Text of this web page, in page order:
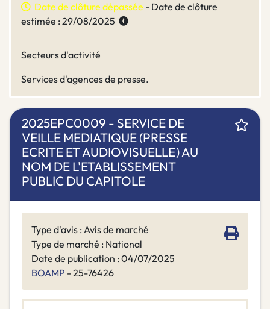
Date de clôture dépassée - Date de clôture
estimée : 29/08/2025
Secteurs d'activité
Services d'agences de presse.
2025EPC0009 - SERVICE DE
VEILLE MEDIATIQUE (PRESSE
ECRITE ET AUDIOVISUELLE) AU
NOM DE L'ETABLISSEMENT
PUBLIC DU CAPITOLE
Type d'avis : Avis de marché
Type de marché : National
Date de publication : 04/07/2025
BOAMP - 25-76426